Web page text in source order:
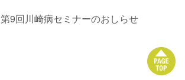
第9回川崎病セミナーのおしらせ